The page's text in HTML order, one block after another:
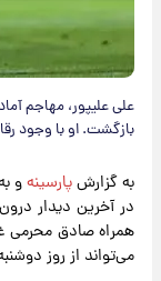
علی علیپور، مهاجم
بازگشت. او با وجود
به گزارشپارسینهو
در آخرین دیدار
همراه صادق محرمی
می‌تواند از روز